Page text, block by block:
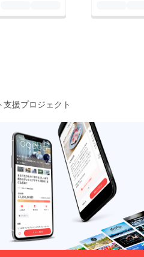
援プロジェクト